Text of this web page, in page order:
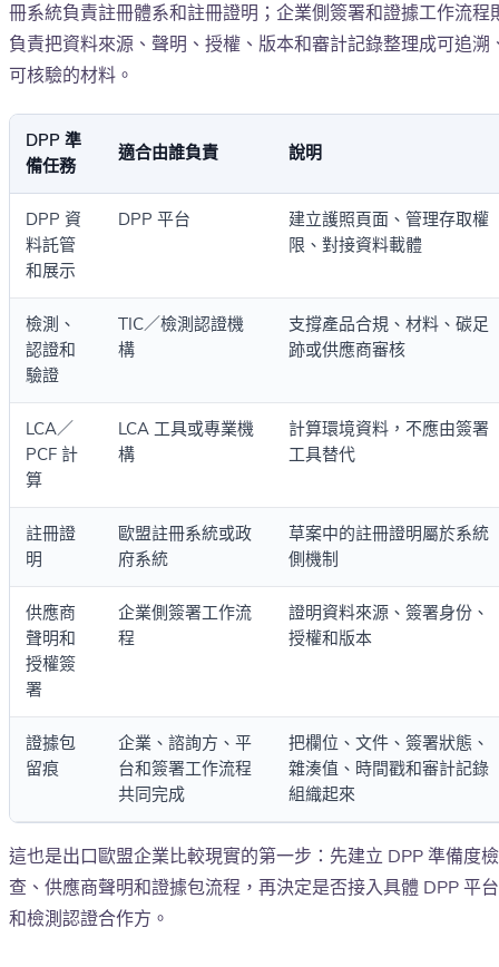
冊系統負責註冊體系和註冊證明；企業側簽署和證據工作流程
負責把資料來源、聲明、授權、版本和審計記錄整理成可追溯
可核驗的材料。
DPP 準
備任務
適合由誰負責 說明
DPP 資
料託管
和展示
DPP 平台
建立護照頁面、管理存取權
限、對接資料載體
檢測、
認證和
驗證
TIC／檢測認證機
構
支撐產品合規、材料、碳足
跡或供應商審核
LCA／
PCF 計
算
LCA 工具或專業機
構
計算環境資料，不應由簽署
工具替代
註冊證
明
歐盟註冊系統或政
府系統
草案中的註冊證明屬於系統
側機制
供應商
聲明和
授權簽
署
企業側簽署工作流
程
證明資料來源、簽署身份、
授權和版本
證據包
留痕
企業、諮詢方、平
台和簽署工作流程
共同完成
把欄位、文件、簽署狀態、
雜湊值、時間戳和審計記錄
組織起來
這也是出口歐盟企業比較現實的第一步：先建立 DPP 準備度檢
查、供應商聲明和證據包流程，再決定是否接入具體 DPP 平台
和檢測認證合作方。